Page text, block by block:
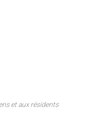
et aux résidents